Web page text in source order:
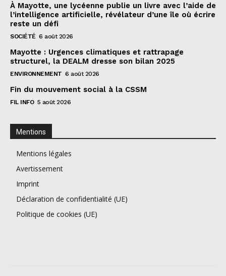
À Mayotte, une lycéenne publie un livre avec l’aide de
l’intelligence artificielle, révélateur d’une île où écrire
reste un défi
SOCIÉTÉ 6 août 2026
Mayotte : Urgences climatiques et rattrapage
structurel, la DEALM dresse son bilan 2025
ENVIRONNEMENT 6 août 2026
Fin du mouvement social à la CSSM
FIL INFO 5 août 2026
Mentions
Mentions légales
Avertissement
Imprint
Déclaration de confidentialité (UE)
Politique de cookies (UE)